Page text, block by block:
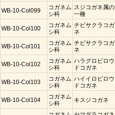
WB-10-Col099
コガネム
シ科
スジコガネ属の
一種
WB-10-Col100
コガネム
シ科
チビサクラコガ
ネ
WB-10-Col101
コガネム
シ科
チビサクラコガ
ネ
WB-10-Col102
コガネム
シ科
ハラグロビロウ
ドコガネ
WB-10-Col103
コガネム
シ科
ハイイロビロウ
ドコガネ
WB-10-Col104
コガネム
シ科
キスジコガネ